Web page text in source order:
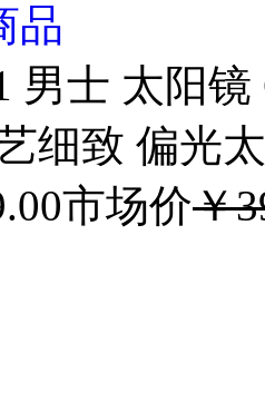
品
男士 太阳
细致 偏光
市场价￥